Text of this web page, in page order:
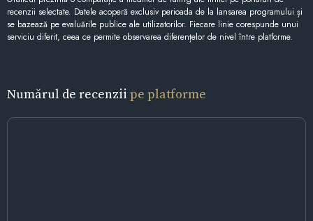
recenzii selectate. Datele acoperă exclusiv perioada de la lansarea programului și
se bazează pe evaluările publice ale utilizatorilor. Fiecare linie corespunde unui
serviciu diferit, ceea ce permite observarea diferențelor de nivel între platforme.
Numărul de recenzii pe platforme